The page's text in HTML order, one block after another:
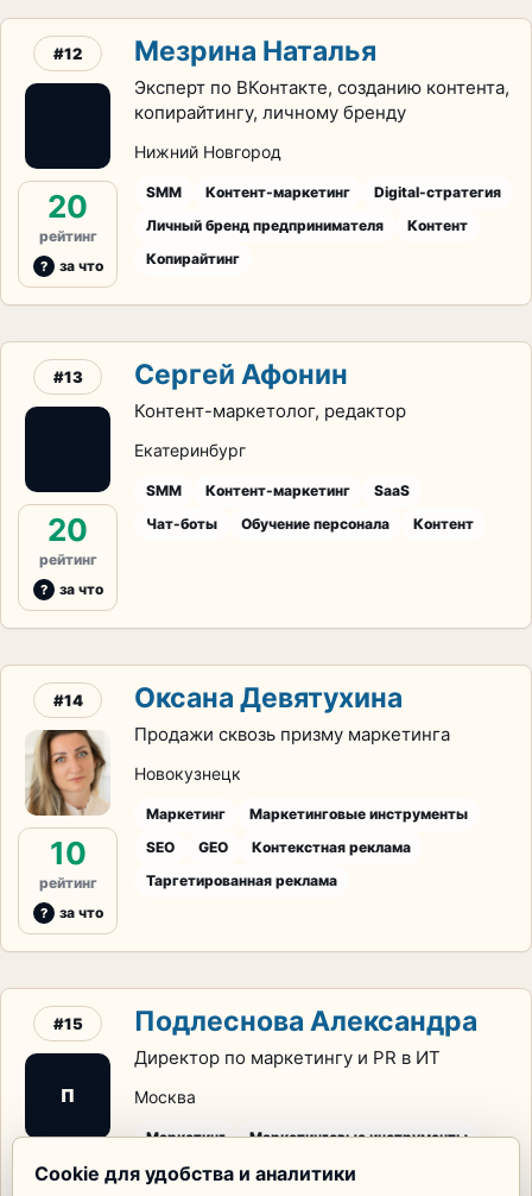
#12
20
рейтинг
за что
Мезрина Наталья
Эксперт по ВКонтакте, созданию контента,
копирайтингу, личному бренду
Нижний Новгород
SMM Контент-маркетинг
Digital-стратегия
Личный бренд предпринимателя
Контент
Копирайтинг
#13
20
рейтинг
за что
Сергей Афонин
Контент-маркетолог, редактор
Екатеринбург
SMM Контент-маркетинг
SaaS
Чат-боты
Обучение персонала Контент
#14
10
рейтинг
за что
Оксана Девятухина
Продажи сквозь призму маркетинга
Новокузнецк
Маркетинг
Маркетинговые инструменты
SEO
GEO
Контекстная реклама
Таргетированная реклама
#15
П
8
Подлеснова Александра
Директор по маркетингу и PR в ИТ
Москва
Маркетинг
Маркетинговые инструменты
SEO
GEO Контент-маркетинг
Cookie для удобства и аналитики